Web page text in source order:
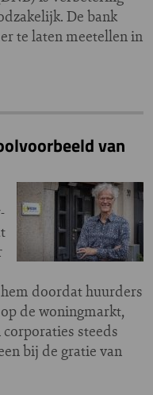
De bank
te laten meetellen in
van
doordat huurders
de woningmarkt,
steeds
bij de gratie van